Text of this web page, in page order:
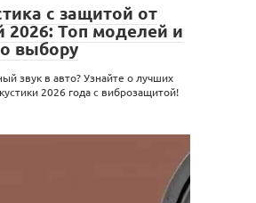
с защитой от
2026: Топ моделей и
выбору
звук в авто? Узнайте о лучших
2026 года с виброзащитой!